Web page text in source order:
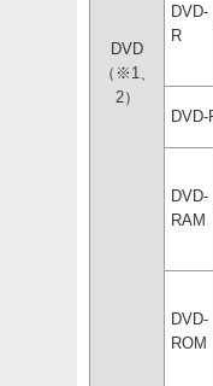
DVD
（※1、
2）
DVD-
R
DVD-
DVD-
RAM
DVD-
ROM